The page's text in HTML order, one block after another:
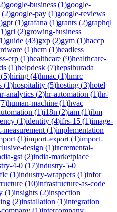
2)google-business (1)google-
(2)google-pay (1)google-reviews
)gpt (1)grafana (1)grants (2)graphql
1)gri (2)growing-business
1)guide (43)gxp (2)gym (1)haccp
(1)hcm (1)headless
erp (1)healthcare (9)healthcare-
(1)helpdesk (7)hepsiburada
(5)hiring (4)hmac (1)hmrc
(1)hospitality (5)hosting (3)hotel
analytics (2)hr-automation (1)hr-
7)human-machine (1)hvac
(1)i18n (2)iam (1)ibm
(1)identity (4)ifrs-15 (1)image-
measurement (1)implementation
(1)import-export (1)import-
design (1)incremental-
gst (2)india-marketplace
4-0 (17)industry-5-0
(1)industry-wrappers (1)infor
(10)infrastructure-as-code
(1)insights (2)inspection
(2)installation (1)integration
(1)intercompany